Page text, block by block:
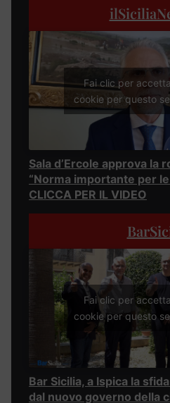
Fai clic per
cookie per questo
Sala d’Ercole approva la
“Norma importante per
CLICCA PER IL VIDEO
Fai clic per
cookie per questo
Bar Sicilia, a Ispica la
dal nuovo governo della